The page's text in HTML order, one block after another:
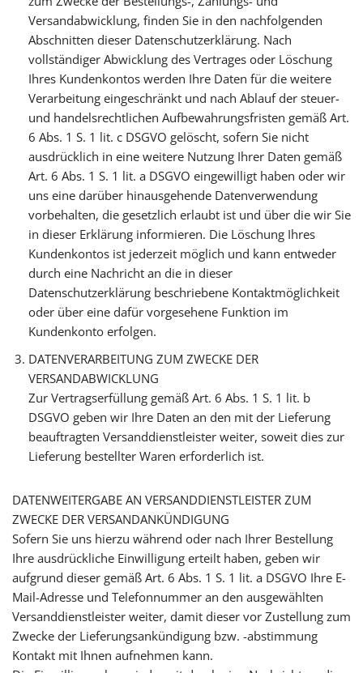
Versandabwicklung, finden Sie in den nachfolgenden
Abschnitten dieser Datenschutzerklärung. Nach
vollständiger Abwicklung des Vertrages oder Löschung
Ihres Kundenkontos werden Ihre Daten für die weitere
Verarbeitung eingeschränkt und nach Ablauf der steuer-
und handelsrechtlichen Aufbewahrungsfristen gemäß Art.
6 Abs. 1 S. 1 lit. c DSGVO gelöscht, sofern Sie nicht
ausdrücklich in eine weitere Nutzung Ihrer Daten gemäß
Art. 6 Abs. 1 S. 1 lit. a DSGVO eingewilligt haben oder wir
uns eine darüber hinausgehende Datenverwendung
vorbehalten, die gesetzlich erlaubt ist und über die wir Sie
in dieser Erklärung informieren. Die Löschung Ihres
Kundenkontos ist jederzeit möglich und kann entweder
durch eine Nachricht an die in dieser
Datenschutzerklärung beschriebene Kontaktmöglichkeit
oder über eine dafür vorgesehene Funktion im
Kundenkonto erfolgen.
DATENVERARBEITUNG ZUM ZWECKE DER
VERSANDABWICKLUNG
Zur Vertragserfüllung gemäß Art. 6 Abs. 1 S. 1 lit. b
DSGVO geben wir Ihre Daten an den mit der Lieferung
beauftragten Versanddienstleister weiter, soweit dies zur
Lieferung bestellter Waren erforderlich ist.
DATENWEITERGABE AN VERSANDDIENSTLEISTER ZUM
ZWECKE DER VERSANDANKÜNDIGUNG
Sofern Sie uns hierzu während oder nach Ihrer Bestellung
Ihre ausdrückliche Einwilligung erteilt haben, geben wir
aufgrund dieser gemäß Art. 6 Abs. 1 S. 1 lit. a DSGVO Ihre E-
Mail-Adresse und Telefonnummer an den ausgewählten
Versanddienstleister weiter, damit dieser vor Zustellung zum
Zwecke der Lieferungsankündigung bzw. -abstimmung
Kontakt mit Ihnen aufnehmen kann.